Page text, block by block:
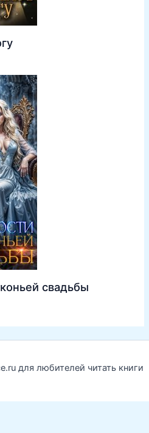
свадьбы
для любителей читать книги